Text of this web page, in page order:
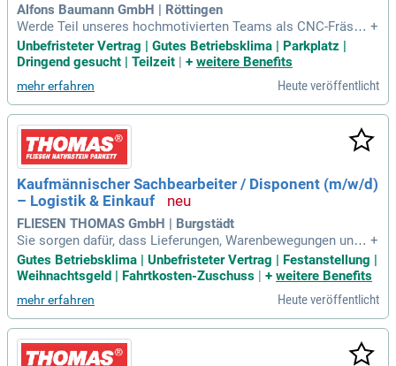
Alfons Baumann GmbH | Röttingen
Werde Teil unseres hochmotivierten Teams als CNC-Fräser
m/w/d in Röttingen! Bei Baumann, einem traditionsreichen
Steinmetz- und Natursteinwerk, erwartet dich eine unbefrist
ete Anstellung in Voll- oder Teilzeit. Unsere Leidenschaft für
handwerkliche Präzision und Qualität prägt seit 1889 unsere
außergewöhnlichen Projekte. Hier kannst du deine Ideen ein
bringen und an spannenden Entwicklungen mitwirken. Wir s
chätzen deinen Einsatz und bieten dir ein kreatives Arbeitsu
mfeld. Komm zu uns und gestalte mit Leidenschaft unverge
ssliche Natursteinwerke, die Geschichte schreiben!
+
Unbefristeter Vertrag | Gutes Betriebsklima | Parkplatz |
Dringend gesucht | Teilzeit | + weitere Benefits
mehr erfahren Heute veröffentlicht
Kaufmännischer Sachbearbeiter / Disponent (m/w/d)
– Logistik & Einkauf
FLIESEN THOMAS GmbH | Burgstädt
Sie sorgen dafür, dass Lieferungen, Warenbewegungen und
die Abstimmung zwischen Lager, Einkauf, Lieferanten und Fi
lialen zuverlässig ineinandergreifen.
+
Gutes Betriebsklima | Unbefristeter Vertrag | Festanstellung |
Weihnachtsgeld | Fahrtkosten-Zuschuss | + weitere Benefits
mehr erfahren Heute veröffentlicht